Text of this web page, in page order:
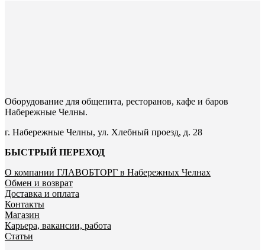
Оборудование для общепита, ресторанов, кафе и баров
Набережные Челны.
г. Набережные Челны, ул. Хлебный проезд, д. 28
БЫСТРЫЙ ПЕРЕХОД
О компании ГЛАВОБТОРГ в Набережных Челнах
Обмен и возврат
Доставка и оплата
Контакты
Магазин
Карьера, вакансии, работа
Статьи